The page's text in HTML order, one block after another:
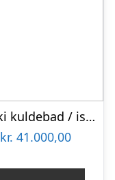
Hanki kuldebad / isbad (Komplet sæt)
kr. 41.000,00